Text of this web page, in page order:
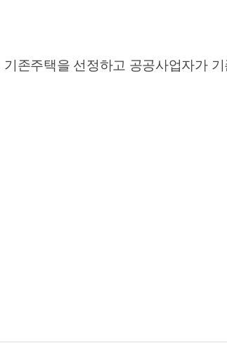
존주택을 선정하고 공공사업자가